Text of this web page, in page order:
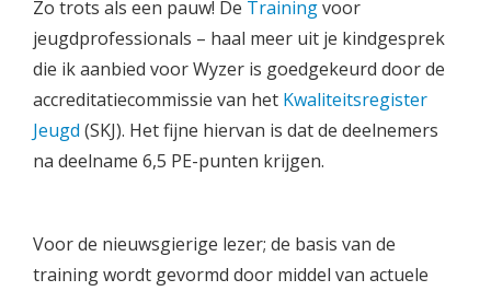
Zo trots als een pauw! De Trainingvoor
jeugdprofessionals – haal meer uit je kindgesprek
die ik aanbied voor Wyzer is goedgekeurd door de
accreditatiecommissie van het Kwaliteitsregister
Jeugd (SKJ). Het fijne hiervan is dat de deelnemers
na deelname 6,5 PE-punten krijgen.
Voor de nieuwsgierige lezer; de basis van de
training wordt gevormd door middel van actuele